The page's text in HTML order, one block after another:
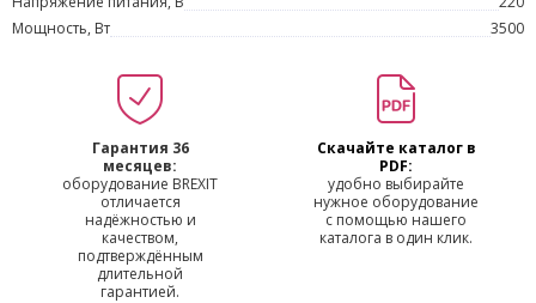
Мощность, Вт
3500
Гарантия 36
месяцев:
оборудование BREXIT
отличается
надёжностью и
качеством,
подтверждённым
длительной
гарантией.
Скачайте каталог в
PDF:
удобно выбирайте
нужное оборудование
с помощью нашего
каталога в один клик.